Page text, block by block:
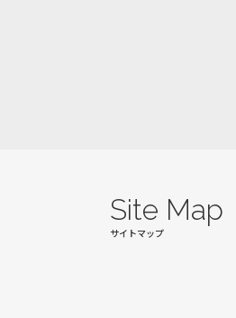
Site Map